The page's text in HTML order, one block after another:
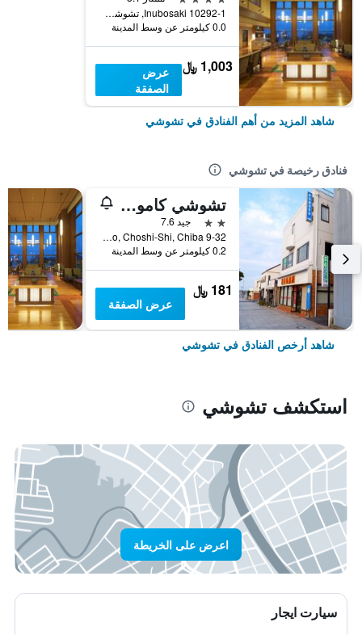
10292-1 Inubosaki, تشوشي, اليابان
0.0 كيلومتر عن وسط المدينة
1,003 ﷼
عرض
الصفقة
شاهد المزيد من أهم الفنادق في تشوشي
فنادق رخيصة في تشوشي
تشوشي كاموم هوتل
2 نجمتين
جيد 7.6
9-32 Chuo-Cho, Choshi-Shi, Chiba, تشوشي, اليابان
0.2 كيلومتر عن وسط المدينة
181 ﷼
عرض الصفقة
شاهد أرخص الفنادق في تشوشي
استكشف تشوشي
اعرض على الخريطة
سيارت ايجار